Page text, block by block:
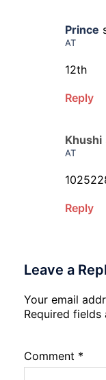
Prince
AT
12th
Reply
Khushi
AT
Reply
Leave a
Your email
Required fields
Comment *